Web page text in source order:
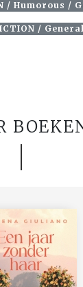
/ Humorous /
/ General